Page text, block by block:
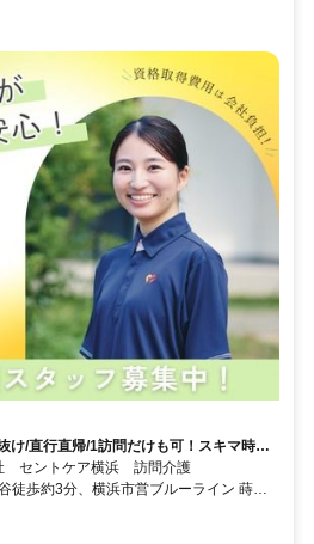
け/直行直帰/1訪問だけも可！スキマ時間
かセントケア横浜 訪問介護
徒歩約3分、横浜市営ブルーライン 蒔田1
弘明寺（京急線）東出口徒歩約16分 京急
務地】 神奈川県横浜市南区永田東1-1-7